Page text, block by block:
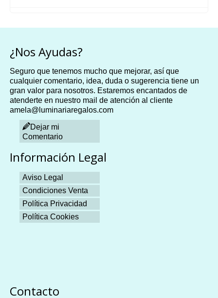
¿Nos Ayudas?
Seguro que tenemos mucho que mejorar, así que
cualquier comentario, idea, duda o sugerencia tiene un
gran valor para nosotros. Estaremos encantados de
atenderte en nuestro mail de atención al cliente
amela@luminariaregalos.com
Dejar mi
Comentario
Información Legal
Aviso Legal
Condiciones Venta
Política Privacidad
Política Cookies
Contacto